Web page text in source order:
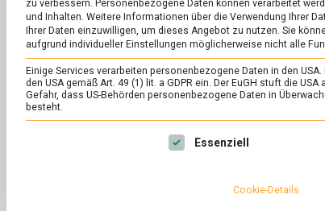
zu verbessern. Personenbezogene Daten können verarbeitet
und Inhalten. Weitere Informationen über die Verwendung Ihrer
Ihrer Daten einzuwilligen, um dieses Angebot zu nutzen. Sie
aufgrund individueller Einstellungen möglicherweise nicht alle
Einige Services verarbeiten personenbezogene Daten in den
den USA gemäß Art. 49 (1) lit. a GDPR ein. Der EuGH stuft die
Gefahr, dass US-Behörden personenbezogene Daten in
besteht.
Es folgt eine Liste der Service-Gruppen, für die
Essenziell
Cookie-Details